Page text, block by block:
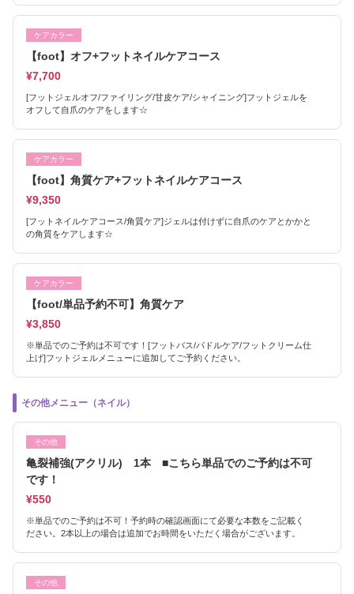
ケアカラー
【foot】オフ+フットネイルケアコース
¥7,700
[フットジェルオフ/ファイリング/甘皮ケア/シャイニング]フットジェルを
オフして自爪のケアをします☆
ケアカラー
【foot】角質ケア+フットネイルケアコース
¥9,350
[フットネイルケアコース/角質ケア]ジェルは付けずに自爪のケアとかかと
の角質をケアします☆
ケアカラー
【foot/単品予約不可】角質ケア
¥3,850
※単品でのご予約は不可です！[フットバス/パドルケア/フットクリーム仕
上げ]フットジェルメニューに追加してご予約ください。
その他メニュー（ネイル）
その他
亀裂補強(アクリル) 1本 ■こちら単品でのご予約は不可
です！
¥550
※単品でのご予約は不可！予約時の確認画面にて必要な本数をご記載く
ださい。2本以上の場合は追加でお時間をいただく場合がございます。
その他